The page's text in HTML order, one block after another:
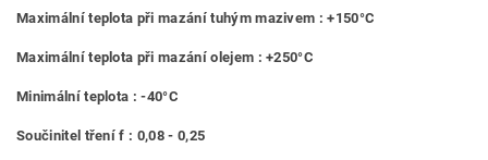
Maximální teplota při mazání tuhým mazivem : +150°C
Maximální teplota při mazání olejem : +250°C
Minimální teplota : -40°C
Součinitel tření f : 0,08 - 0,25